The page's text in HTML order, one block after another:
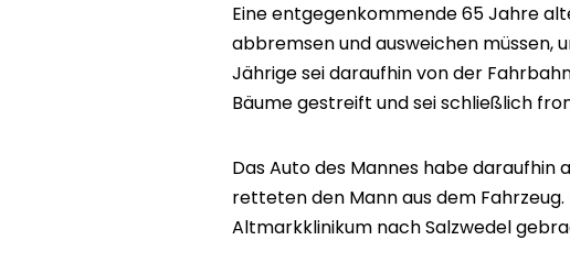
Eine entgegenkommende 65 Jahre
abbremsen und ausweichen müssen,
Jährige sei daraufhin von der
Bäume gestreift und sei schließlich
Das Auto des Mannes habe daraufhin
retteten den Mann aus dem
Altmarkklinikum nach Salzwedel